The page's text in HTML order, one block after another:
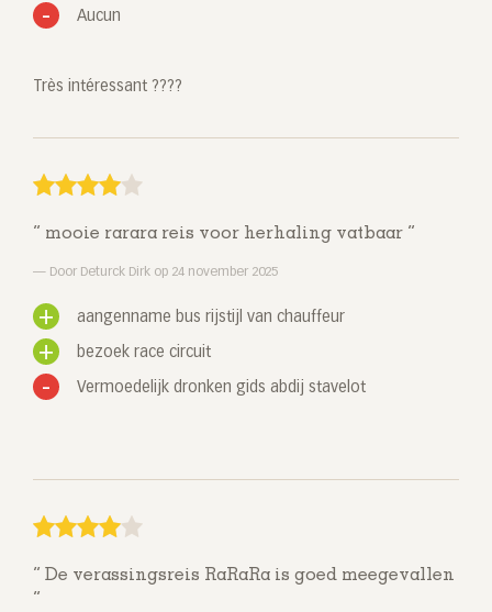
Aucun
Très intéressant ????
mooie rarara reis voor herhaling vatbaar
Door Deturck Dirk op 24 november 2025
aangenname bus rijstijl van chauffeur
bezoek race circuit
Vermoedelijk dronken gids abdij stavelot
De verassingsreis RaRaRa is goed meegevallen